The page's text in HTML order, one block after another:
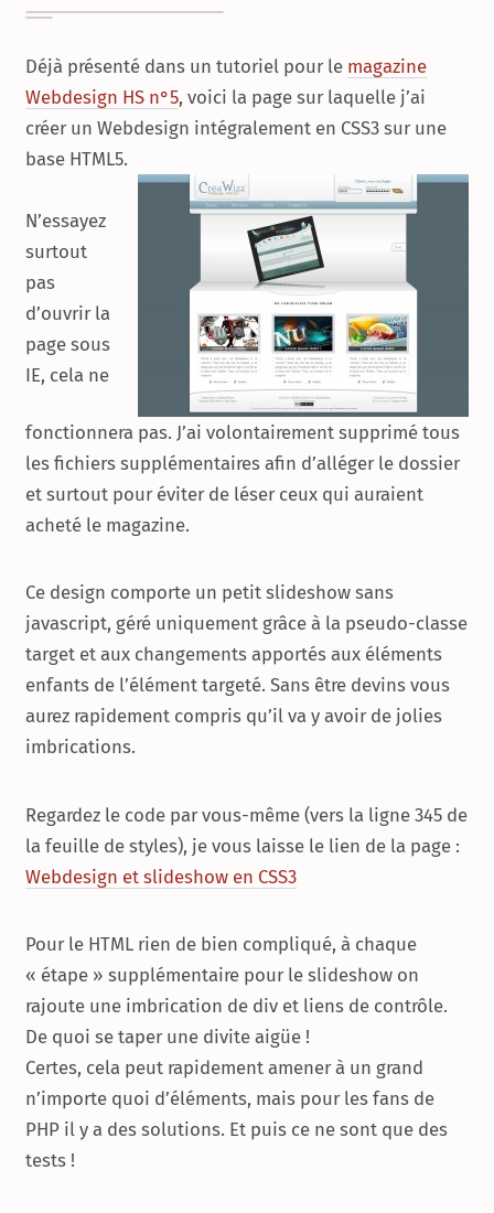
Déjà présenté dans un tutoriel pour le magazine
Webdesign HS n°5, voici la page sur laquelle j’ai
créer un Webdesign intégralement en CSS3 sur une
base HTML5.
N’essayez
surtout
pas
d’ouvrir la
page sous
IE, cela ne
fonctionnera pas. J’ai volontairement supprimé tous
les fichiers supplémentaires afin d’alléger le dossier
et surtout pour éviter de léser ceux qui auraient
acheté le magazine.
Ce design comporte un petit slideshow sans
javascript, géré uniquement grâce à la pseudo-classe
target et aux changements apportés aux éléments
enfants de l’élément targeté. Sans être devins vous
aurez rapidement compris qu’il va y avoir de jolies
imbrications.
Regardez le code par vous-même (vers la ligne 345 de
la feuille de styles), je vous laisse le lien de la page :
Webdesign et slideshow en CSS3
Pour le HTML rien de bien compliqué, à chaque
« étape » supplémentaire pour le slideshow on
rajoute une imbrication de div et liens de contrôle.
De quoi se taper une divite aigüe !
Certes, cela peut rapidement amener à un grand
n’importe quoi d’éléments, mais pour les fans de
PHP il y a des solutions. Et puis ce ne sont que des
tests !